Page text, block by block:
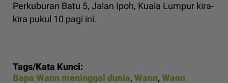
Perkuburan Batu 5, Jalan Ipoh, Kuala Lumpur kira-
kira pukul 10 pagi ini.
Tags/Kata Kunci:
Bapa Wann meninggal dunia, Wann, Wann